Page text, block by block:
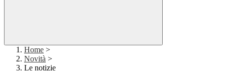
Home >
Novità >
Le notizie